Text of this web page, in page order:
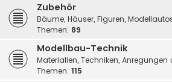
Zubehör
Bäume, Häuser, Figuren,
Themen: 89
Modellbau-Technik
Materialien, Techniken, Anregungen
Themen: 115